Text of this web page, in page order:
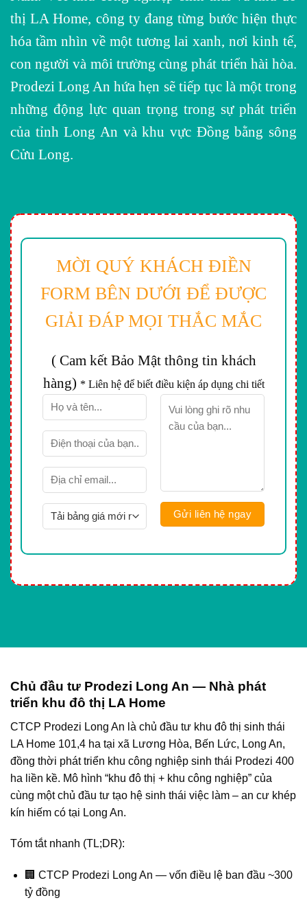
thị LA Home, công ty đang từng bước hiện thực
hóa tầm nhìn về một tương lai xanh, nơi kinh tế,
con người và môi trường cùng phát triển hài hòa.
Prodezi Long An hứa hẹn sẽ tiếp tục là một trong
những động lực quan trọng trong sự phát triển
của tỉnh Long An và khu vực Đồng bằng sông
Cửu Long.
MỜI QUÝ KHÁCH ĐIỀN
FORM BÊN DƯỚI ĐỂ ĐƯỢC
GIẢI ĐÁP MỌI THẮC MẮC
( Cam kết Bảo Mật thông tin khách
hàng) * Liên hệ để biết điều kiện áp dụng chi tiết
Chủ đầu tư Prodezi Long An — Nhà phát
triển khu đô thị LA Home
CTCP Prodezi Long An là chủ đầu tư khu đô thị sinh thái
LA Home 101,4 ha tại xã Lương Hòa, Bến Lức, Long An,
đồng thời phát triển khu công nghiệp sinh thái Prodezi 400
ha liền kề. Mô hình “khu đô thị + khu công nghiệp” của
cùng một chủ đầu tư tạo hệ sinh thái việc làm – an cư khép
kín hiếm có tại Long An.
Tóm tắt nhanh (TL;DR):
🏢 CTCP Prodezi Long An — vốn điều lệ ban đầu ~300
tỷ đồng